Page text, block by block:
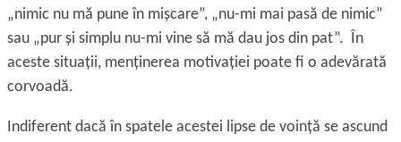
„nimic nu mă pune în mișcare”, „nu-mi mai pasă de nimic”
sau „pur și simplu nu-mi vine să mă dau jos din pat”. În
aceste situaţii, menţinerea motivaţiei poate fi o adevărată
corvoadă.
Indiferent dacă în spatele acestei lipse de voinţă se ascund